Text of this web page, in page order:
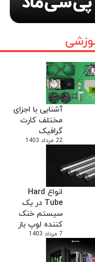
آشنایی با اجزای
مختلف کارت
گرافیک
22 مرداد 1403
انواع Hard
Tube در یک
سیستم خنک
کننده لوپ باز
7 مرداد 1403